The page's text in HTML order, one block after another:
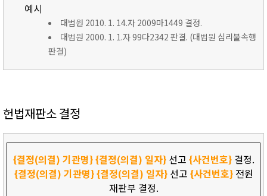
예시
대법원 2010. 1. 14.자 2009마1449 결정.
대법원 2000. 1. 1.자 99다2342 판결. (대법원 심리불속행
판결)
헌법재판소 결정
{결정(의결) 기관명}{결정(의결) 일자}선고 {사건번호}결정.
{결정(의결) 기관명}{결정(의결) 일자}선고 {사건번호}전원
재판부 결정.